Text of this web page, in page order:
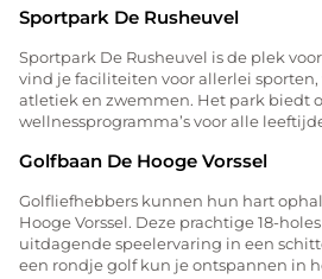
Sportpark De Rusheuvel
Sportpark De Rusheuvel is de plek
vind je faciliteiten voor allerlei
atletiek en zwemmen. Het park biedt
wellnessprogramma’s voor alle
Golfbaan De Hooge Vorssel
Golfliefhebbers kunnen hun hart
Hooge Vorssel. Deze prachtige 18-
uitdagende speelervaring in een
een rondje golf kun je ontspannen in